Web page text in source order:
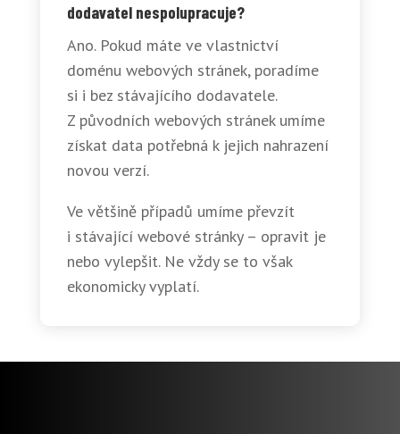
dodavatel nespolupracuje?
Ano. Pokud máte ve vlastnictví
doménu webových stránek, poradíme
si i bez stávajícího dodavatele.
Z původních webových stránek umíme
získat data potřebná k jejich nahrazení
novou verzí.
Ve většině případů umíme převzít
i stávající webové stránky – opravit je
nebo vylepšit. Ne vždy se to však
ekonomicky vyplatí.